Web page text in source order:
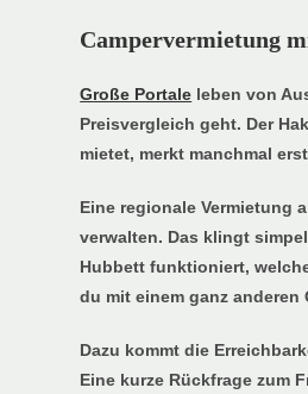
Campervermietung
Große Portale leben von
Preisvergleich geht. Der
mietet, merkt manchmal
Eine regionale Vermietung
verwalten. Das klingt
Hubbett funktioniert,
du mit einem ganz anderen
Dazu kommt die
Eine kurze Rückfrage zum